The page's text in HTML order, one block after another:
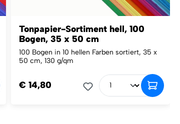
Tonpapier-Sortiment hell, 100
Bogen, 35 x 50 cm
100 Bogen in 10 hellen Farben sortiert, 35 x
50 cm, 130 g/qm
€ 14,80